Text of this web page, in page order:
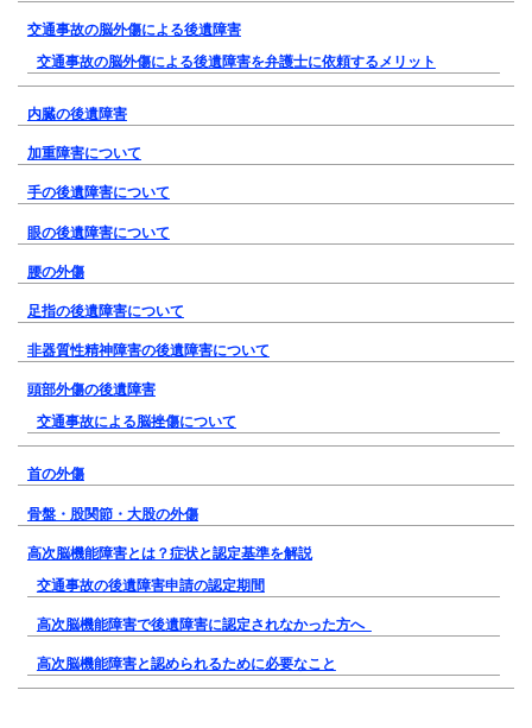
交通事故の脳外傷による後遺障害
交通事故の脳外傷による後遺障害を弁護士に依頼するメリット
内臓の後遺障害
加重障害について
手の後遺障害について
眼の後遺障害について
腰の外傷
足指の後遺障害について
非器質性精神障害の後遺障害について
頭部外傷の後遺障害
交通事故による脳挫傷について
首の外傷
骨盤・股関節・大股の外傷
高次脳機能障害とは？症状と認定基準を解説
交通事故の後遺障害申請の認定期間
高次脳機能障害で後遺障害に認定されなかった方へ
高次脳機能障害と認められるために必要なこと